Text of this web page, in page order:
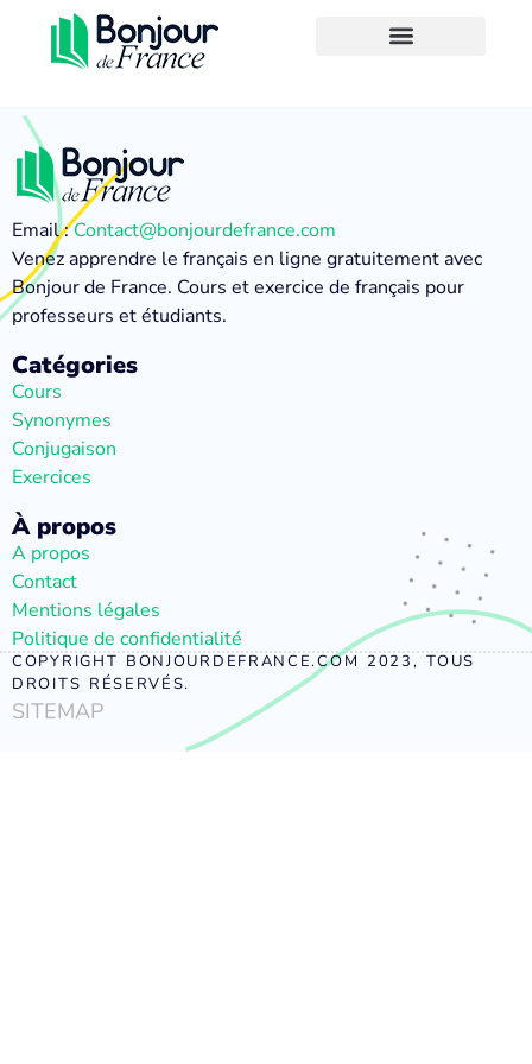
Email :Contact@bonjourdefrance.com
Venez apprendre le français en ligne gratuitement avec
Bonjour de France. Cours et exercice de français pour
professeurs et étudiants.
Catégories
Cours
Synonymes
Conjugaison
Exercices
À propos
A propos
Contact
Mentions légales
Politique de confidentialité
COPYRIGHT BONJOURDEFRANCE.COM 2023, TOUS
DROITS RÉSERVÉS.
SITEMAP